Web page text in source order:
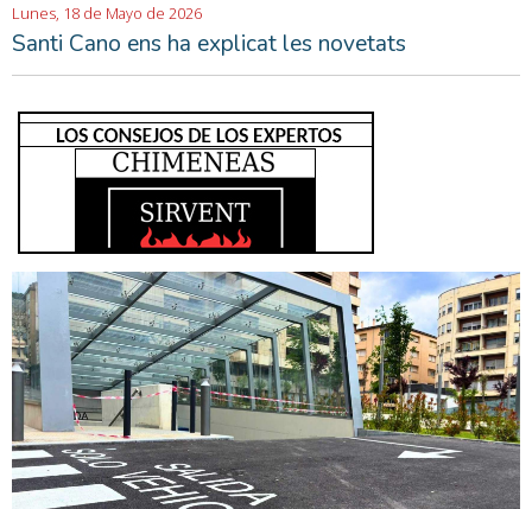
Lunes, 18 de Mayo de 2026
Santi Cano ens ha explicat les novetats